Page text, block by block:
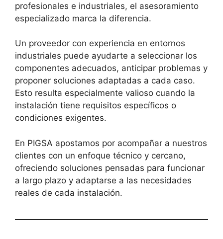
profesionales e industriales, el asesoramiento
especializado marca la diferencia.
Un proveedor con experiencia en entornos
industriales puede ayudarte a seleccionar los
componentes adecuados, anticipar problemas y
proponer soluciones adaptadas a cada caso.
Esto resulta especialmente valioso cuando la
instalación tiene requisitos específicos o
condiciones exigentes.
En PIGSA apostamos por acompañar a nuestros
clientes con un enfoque técnico y cercano,
ofreciendo soluciones pensadas para funcionar
a largo plazo y adaptarse a las necesidades
reales de cada instalación.